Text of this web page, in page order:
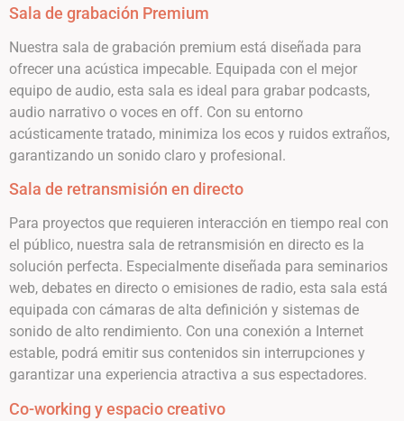
Sala de grabación Premium
Nuestra sala de grabación premium está diseñada para
ofrecer una acústica impecable. Equipada con el mejor
equipo de audio, esta sala es ideal para grabar podcasts,
audio narrativo o voces en off. Con su entorno
acústicamente tratado, minimiza los ecos y ruidos extraños,
garantizando un sonido claro y profesional.
Sala de retransmisión en directo
Para proyectos que requieren interacción en tiempo real con
el público, nuestra sala de retransmisión en directo es la
solución perfecta. Especialmente diseñada para seminarios
web, debates en directo o emisiones de radio, esta sala está
equipada con cámaras de alta definición y sistemas de
sonido de alto rendimiento. Con una conexión a Internet
estable, podrá emitir sus contenidos sin interrupciones y
garantizar una experiencia atractiva a sus espectadores.
Co-working y espacio creativo